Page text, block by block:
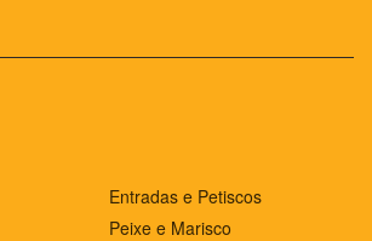
Entradas e Petiscos
Peixe e Marisco